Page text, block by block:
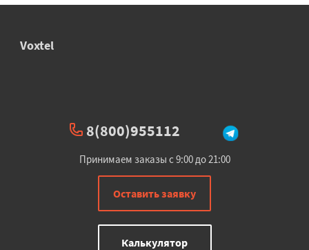
Voxtel
8(800)955112
Принимаем заказы с 9:00 до 21:00
Оставить заявку
Калькулятор